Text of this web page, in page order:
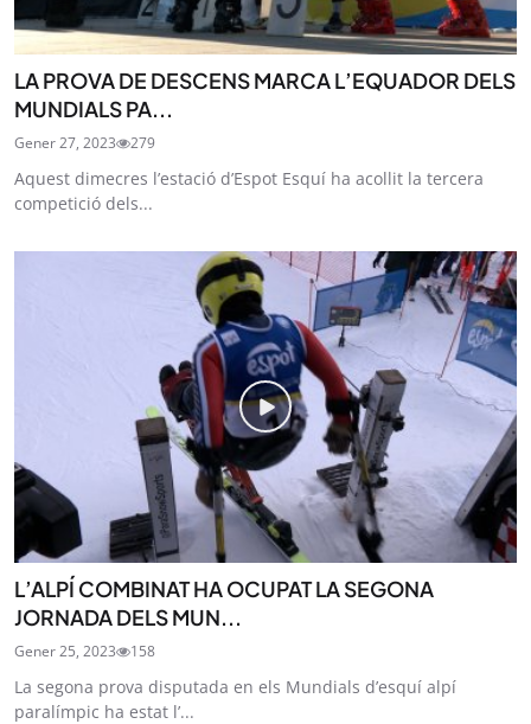
LA PROVA DE DESCENS MARCA L’EQUADOR DELS
MUNDIALS PA...
Gener 27, 2023 279
Aquest dimecres l’estació d’Espot Esquí ha acollit la tercera
competició dels...
L’ALPÍ COMBINAT HA OCUPAT LA SEGONA
JORNADA DELS MUN...
Gener 25, 2023 158
La segona prova disputada en els Mundials d’esquí alpí
paralímpic ha estat l’...